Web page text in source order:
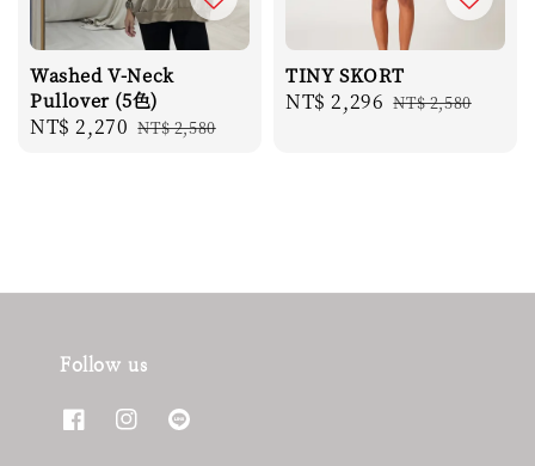
Washed V-Neck
Pullover (5色)
Sale
NT$ 2,270 Regular
NT$ 2,580
TINY SKORT
Sale
NT$ 2,296 Regular
NT$ 2,580
Follow us